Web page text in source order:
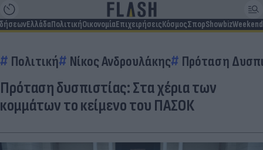
ΕλλάδαΠολιτικήΟικονομίαΕπιχειρήσειςΚόσμοςΣπορShowbizWeekend
Πολιτική Νίκος Ανδρουλάκης Πρόταση
Πρόταση δυσπιστίας: Στα χέρια των
κομμάτων το κείμενο του ΠΑΣΟΚ